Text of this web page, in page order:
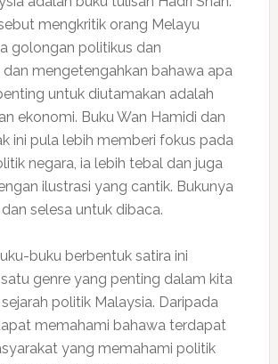
mengkritik orang Melayu
golongan politikus dan
dan mengetengahkan bahawa apa
untuk diutamakan adalah
ekonomi. Buku Wan Hamidi dan
ini pula lebih memberi fokus pada
negara, ia lebih tebal dan juga
ilustrasi yang cantik. Bukunya
selesa untuk dibaca.
buku berbentuk satira ini
genre yang penting dalam kita
politik Malaysia. Daripada
memahami bahawa terdapat
yang memahami politik